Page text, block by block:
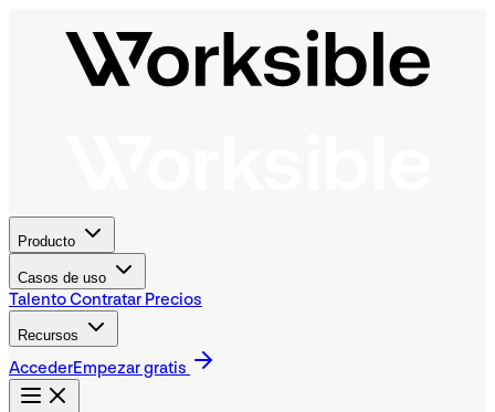
Producto
Casos de uso
TalentoContratar Precios
Recursos
AccederEmpezar gratis